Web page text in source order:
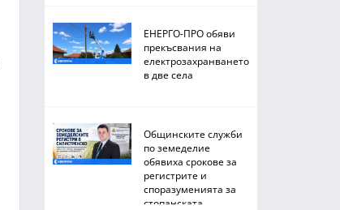
ЕНЕРГО-ПРО обяви
прекъсвания на
електрозахранването
в две села
Общинските служби
по земеделие
обявиха срокове за
регистрите и
споразуменията за
стопанската